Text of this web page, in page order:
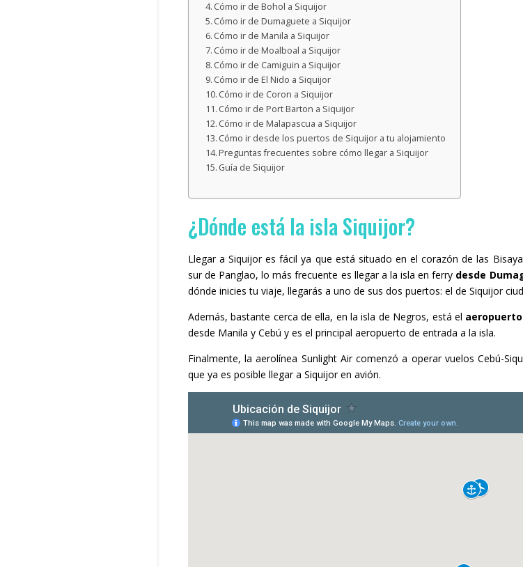
Cómo ir de Bohol a Siquijor
Cómo ir de Dumaguete a Siquijor
Cómo ir de Manila a Siquijor
Cómo ir de Moalboal a Siquijor
Cómo ir de Camiguin a Siquijor
Cómo ir de El Nido a Siquijor
Cómo ir de Coron a Siquijor
Cómo ir de Port Barton a Siquijor
Cómo ir de Malapascua a Siquijor
Cómo ir desde los puertos de Siquijor a tu alojamiento
Preguntas frecuentes sobre cómo llegar a Siquijor
Guía de Siquijor
¿Dónde está la isla Siquijor?
Llegar a Siquijor es fácil ya que está situado en el corazón de las
sur de Panglao, lo más frecuente es llegar a la isla en ferry desde
dónde inicies tu viaje, llegarás a uno de sus dos puertos: el de Siquijor
Además, bastante cerca de ella, en la isla de Negros, está el
desde Manila y Cebú y es el principal aeropuerto de entrada a la isla.
Finalmente, la aerolínea Sunlight Air comenzó a operar vuelos Cebú-
que ya es posible llegar a Siquijor en avión.